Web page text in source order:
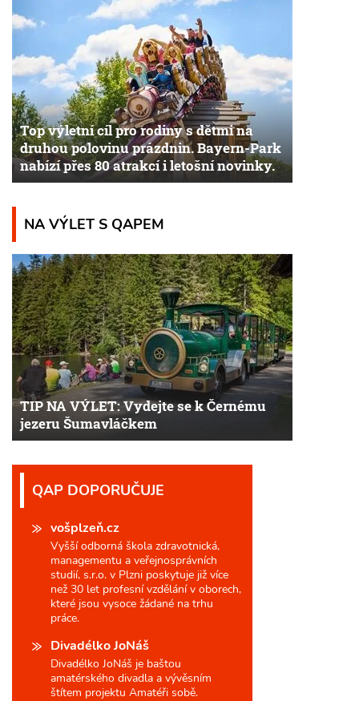
Top výletní cíl pro rodiny s dětmi na
druhou polovinu prázdnin. Bayern-Park
nabízí přes 80 atrakcí i letošní novinky.
NA VÝLET S QAPEM
TIP NA VÝLET: Vydejte se k Černému
jezeru Šumavláčkem
QAP DOPORUČUJE
vošplzeň.cz
Vyšší odborná škola zdravotnická,
managementu a veřejnosprávních
studií, s.r.o. v Plzni poskytuje již více
než 30 let profesní vzdělání v oborech,
které jsou vysoce žádané na trhu
práce.
Divadélko JoNáš
Divadélko JoNáš je baštou
amatérského divadla a vývěsním
štítem projektu Amatéři sobě.